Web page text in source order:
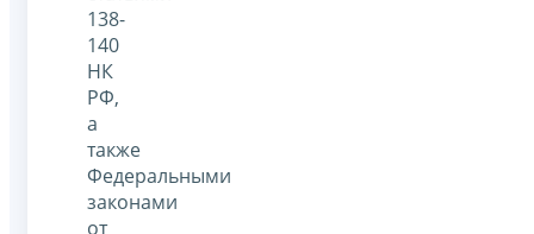
138-
140
НК
РФ,
а
также
Федеральными
законами
от